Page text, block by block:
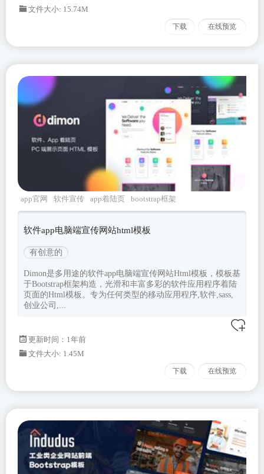
文件大小: 15.74M
下载 在线预览
app官网 软件宣传 app着陆页
bootstrap框架
Dimon
软件app电脑端宣传网站html模板
有创意的
Dimon是多用途的软件app电脑端宣传网站Html模板，模板基
于Bootstrap框架构造，光滑和丰富多彩的软件应用程序着陆
页面的Html模板。专为任何类型的移动应用程序,软件,sass,
创业公司,...
更新时间： 1年前
文件大小: 1.45M
下载 在线预览